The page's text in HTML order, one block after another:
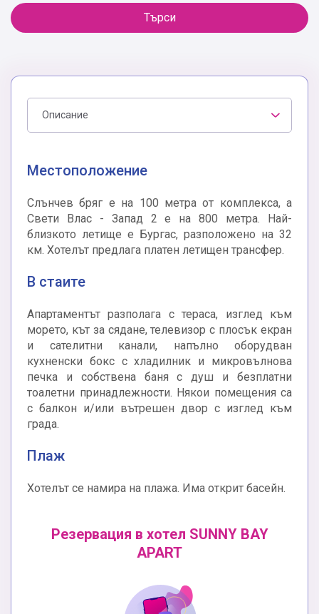
Търси
Описание
Местоположение
Слънчев бряг е на 100 метра от комплекса, а
Свети Влас - Запад 2 е на 800 метра. Най-
близкото летище е Бургас, разположено на 32
км. Хотелът предлага платен летищен трансфер.
В стаите
Апартаментът разполага с тераса, изглед към
морето, кът за сядане, телевизор с плосък екран
и сателитни канали, напълно оборудван
кухненски бокс с хладилник и микровълнова
печка и собствена баня с душ и безплатни
тоалетни принадлежности. Някои помещения са
с балкон и/или вътрешен двор с изглед към
града.
Плаж
Хотелът се намира на плажа. Има открит басейн.
Резервация в хотел SUNNY BAY
APART